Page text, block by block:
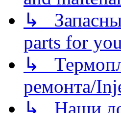
↳
parts for
↳
ремонта/
↳ Наши